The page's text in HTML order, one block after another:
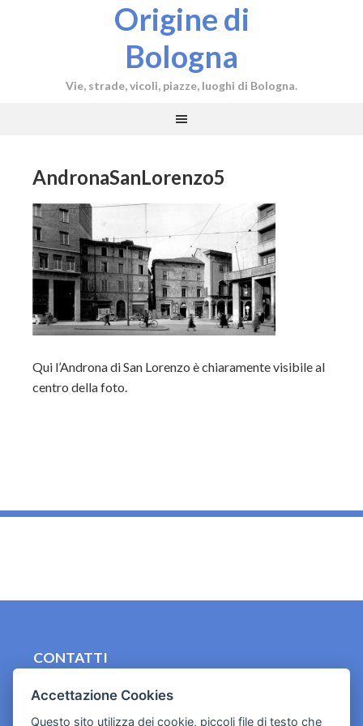
Origine di
Bologna
Vie, strade, vicoli, piazze, luoghi di Bologna.
AndronaSanLorenzo5
Qui l’Androna di San Lorenzo è chiaramente visibile al
centro della foto.
CONTATTI
Cookies e informativa privacy
Accettazione Cookies
Questo sito utilizza dei cookie, piccoli file di testo che